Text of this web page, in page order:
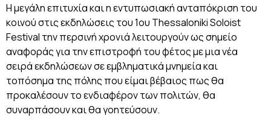
Η μεγάλη επιτυχία και η εντυπωσιακή ανταπόκριση του
κοινού στις εκδηλώσεις του 1ου Thessaloniki Soloist
Festival την περσινή χρονιά λειτουργούν ως σημείο
αναφοράς για την επιστροφή του φέτος με μια νέα
σειρά εκδηλώσεων σε εμβληματικά μνημεία και
τοπόσημα της πόλης που είμαι βέβαιος πως θα
προκαλέσουν το ενδιαφέρον των πολιτών, θα
συναρπάσουν και θα γοητεύσουν.